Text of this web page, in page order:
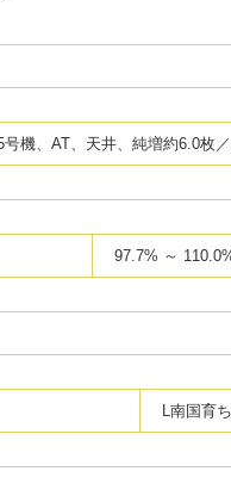
号機、AT、天井、純増約6.0枚
97.7% ～
L南国育